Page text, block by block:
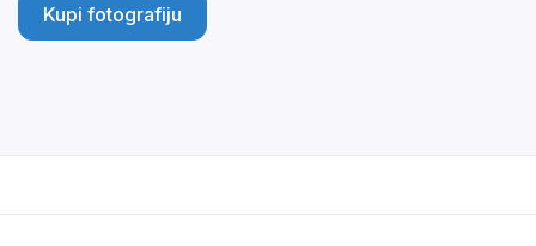
Kupi fotografiju